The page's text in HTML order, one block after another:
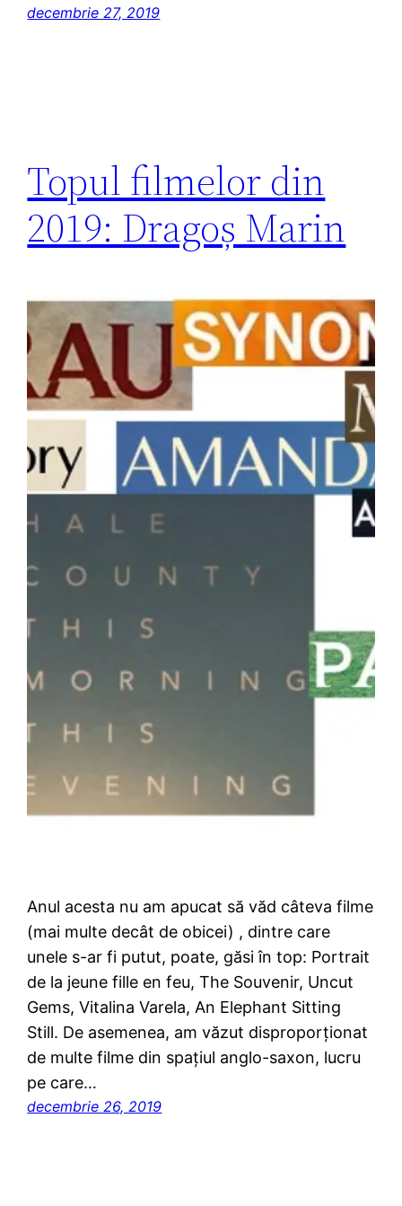
decembrie 27, 2019
Topul filmelor din
2019: Dragoș Marin
Anul acesta nu am apucat să văd câteva filme
(mai multe decât de obicei) , dintre care
unele s-ar fi putut, poate, găsi în top: Portrait
de la jeune fille en feu, The Souvenir, Uncut
Gems, Vitalina Varela, An Elephant Sitting
Still. De asemenea, am văzut disproporționat
de multe filme din spațiul anglo-saxon, lucru
pe care…
decembrie 26, 2019